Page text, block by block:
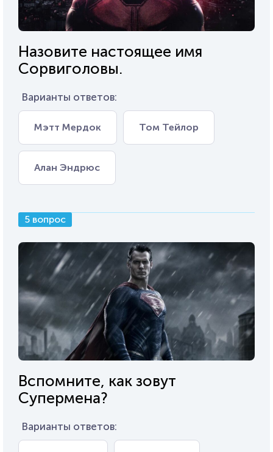
Назовите настоящее имя
Сорвиголовы.
Варианты ответов:
Мэтт Мердок Том Тейлор
Алан Эндрюс
5 вопрос
Вспомните, как зовут
Супермена?
Варианты ответов: